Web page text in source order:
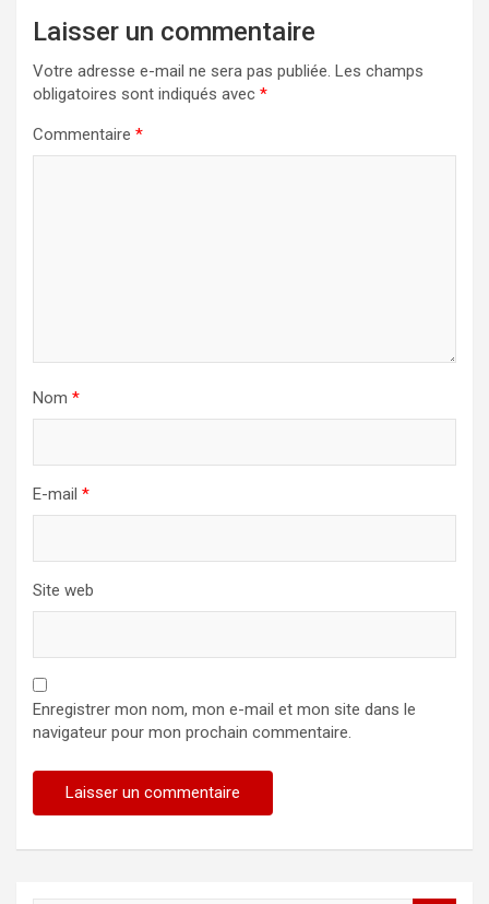
Laisser un commentaire
Votre adresse e-mail ne sera pas publiée. Les champs
obligatoires sont indiqués avec *
Commentaire *
Nom *
E-mail *
Site web
Enregistrer mon nom, mon e-mail et mon site dans le
navigateur pour mon prochain commentaire.